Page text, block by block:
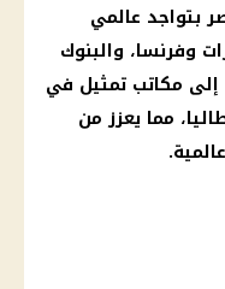
بتواجد عالمي
وفرنسا، والبنوك
إلى مكاتب تمثيل في
مما يعزز من